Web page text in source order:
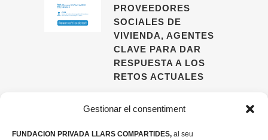
Gestionar el consentiment
FUNDACION PRIVADA LLARS COMPARTIDES, al seu
PROVEEDORES
SOCIALES DE
VIVIENDA, AGENTES
CLAVE PARA DAR
RESPUESTA A LOS
RETOS ACTUALES